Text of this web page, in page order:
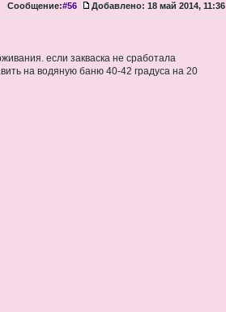
Сообщение:#56 Добавлено: 18 май 2014, 11:36
если закваска не сработала
на водяную баню 40-42 градуса на 20